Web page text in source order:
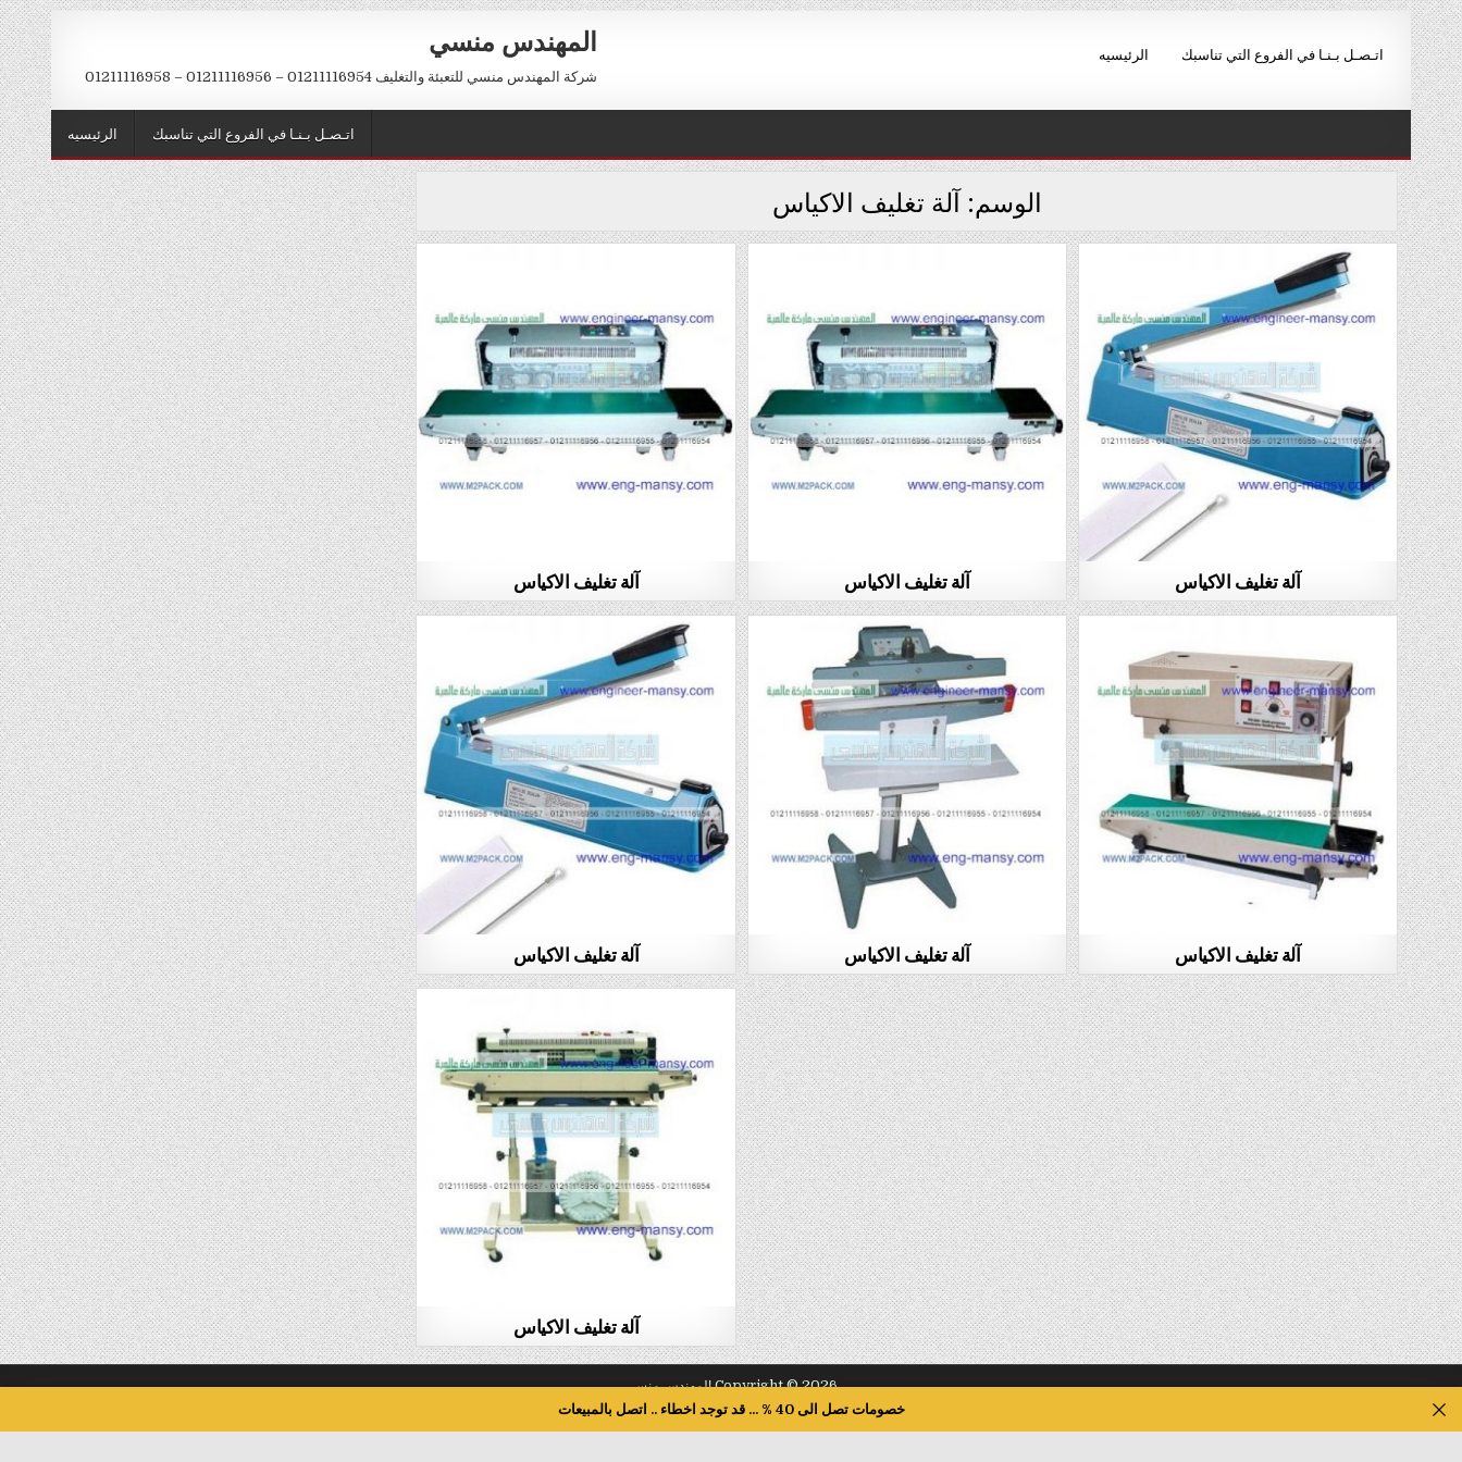
Skip
to
content
المهندس منسي
شركة المهندس منسي للتعبئة والتغليف 01211116954 – 01211116956 – 01211116958
الرئيسيه اتـصـل بـنـا في الفروع التي تناسبك
الرئيسيه اتـصـل بـنـا في الفروع التي تناسبك
الوسم:آلة تغليف الاكياس
آلة تغليف الاكياس آلة تغليف الاكياس آلة تغليف الاكياس
آلة تغليف الاكياس آلة تغليف الاكياس آلة تغليف الاكياس
آلة تغليف الاكياس
Copyright © 2026 المهندس منسي
Design by ThemesDNA.comخصومات تصل الى 40 % ... قد توجد اخطاء .. اتصل بالمبيعات